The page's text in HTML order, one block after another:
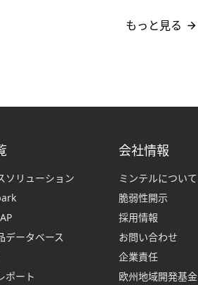
もっと見る
ソリューション
データベース
ポート
会社情報
ミンテルについて
脆弱性開示
採用情報
お問い合わせ
企業責任
欧州地域開発基金